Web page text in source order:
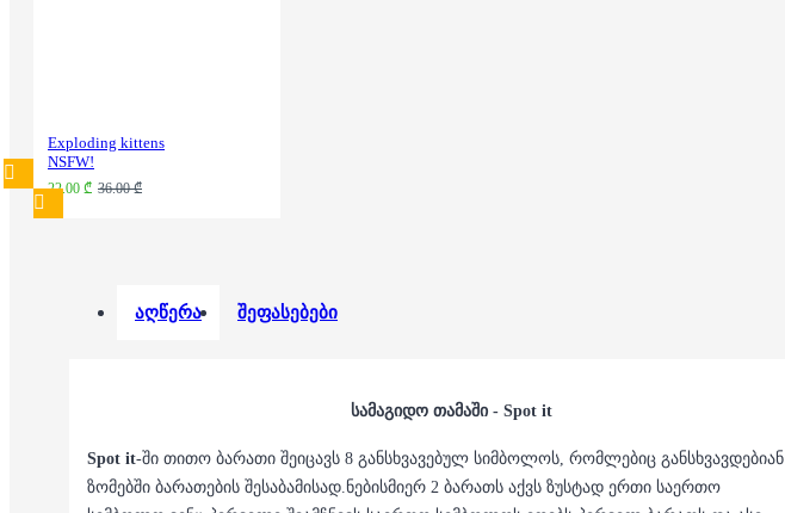
Exploding kittens
NSFW!
22.00 ₾ 36.00 ₾
აღწერა შეფასებები
სამაგიდო თამაში - Spot it
Spot it-ში თითო ბარათი შეიცავს 8 განსხვავებულ სიმბოლოს, რომლებიც განსხვავდებიან
ზომებში ბარათების შესაბამისად.ნებისმიერ 2 ბარათს აქვს ზუსტად ერთი საერთო